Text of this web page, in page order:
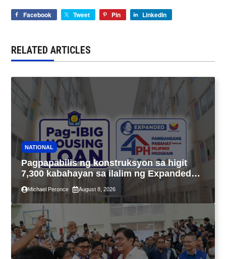
Facebook Tweet Pin LinkedIn
RELATED ARTICLES
NATIONAL
Pagpapabilis ng konstruksyon sa higit
7,300 kabahayan sa ilalim ng Expanded
4PH, posible na sa pagtutulungan ng Pag-
IBIG at P.A. Alvarez
Michael Peronce August 8, 2026